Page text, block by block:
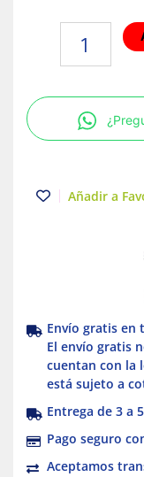
y
contacto
2P+T
100
Añadir a
Envío gratis en
El envío gratis
cuentan con la
está sujeto a
Entrega de 3 a
Pago seguro
Aceptamos